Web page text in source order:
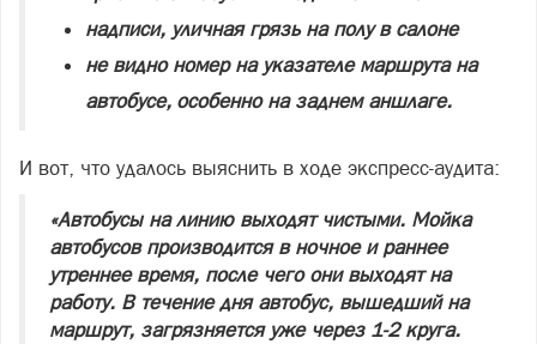
надписи, уличная грязь на полу в салоне
не видно номер на указателе маршрута на
автобусе, особенно на заднем аншлаге.
И вот, что удалось выяснить в ходе экспресс-аудита:
«Автобусы на линию выходят чистыми. Мойка
автобусов производится в ночное и раннее
утреннее время, после чего они выходят на
работу. В течение дня автобус, вышедший на
маршрут, загрязняется уже через 1-2 круга.